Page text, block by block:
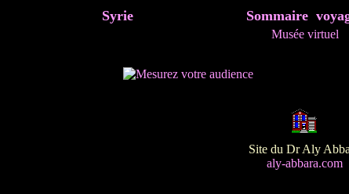
Syrie Sommaire
Musée virtuel
Site du Dr Aly
aly-abbara.com